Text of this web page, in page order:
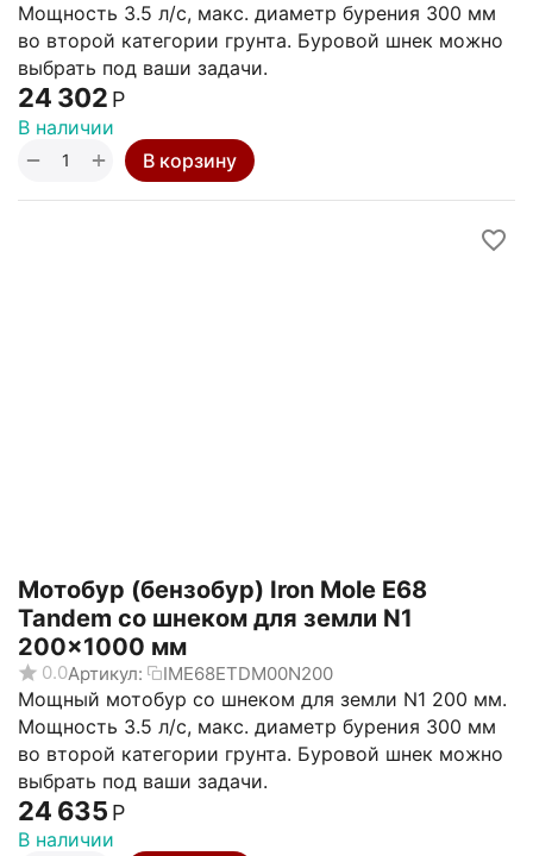
Мощность 3.5 л/с, макс. диаметр бурения 300 мм
во второй категории грунта. Буровой шнек можно
выбрать под ваши задачи.
24 302 Р
В наличии
+
− В корзину
Мотобур (бензобур) Iron Mole E68
Tandem со шнеком для земли N1
200x1000 мм
0.0Артикул: IME68ЕТDM00N200
Мощный мотобур со шнеком для земли N1 200 мм.
Мощность 3.5 л/с, макс. диаметр бурения 300 мм
во второй категории грунта. Буровой шнек можно
выбрать под ваши задачи.
24 635 Р
В наличии